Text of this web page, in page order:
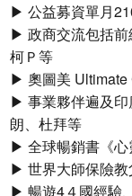
▶ 公益募資單月
▶ 政商交流包括前
柯Ｐ等
▶ 奧圖美 Ultimate
▶ 事業夥伴遍及印
朗、杜拜等
▶ 全球暢銷書《心
▶ 世界大師保險教
▶ 暢遊4４國經驗